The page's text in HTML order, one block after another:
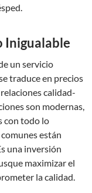
Inigualable
un servicio
traduce en precios
calidad-
son modernas,
con todo lo
están
una inversión
maximizar el
la calidad.